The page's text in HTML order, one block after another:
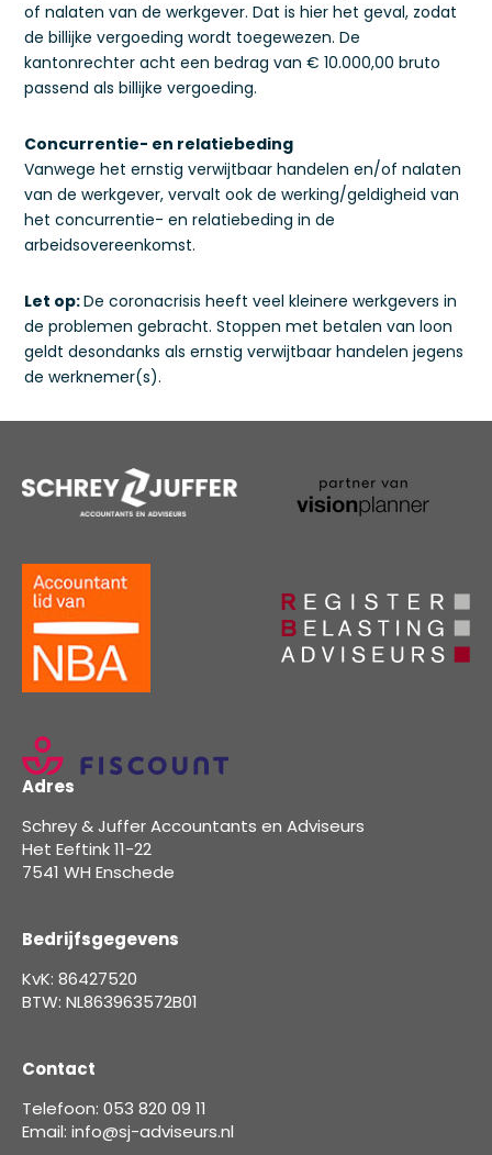
of nalaten van de werkgever. Dat is hier het geval, zodat
de billijke vergoeding wordt toegewezen. De
kantonrechter acht een bedrag van € 10.000,00 bruto
passend als billijke vergoeding.
Concurrentie- en relatiebeding
Vanwege het ernstig verwijtbaar handelen en/of nalaten
van de werkgever, vervalt ook de werking/geldigheid van
het concurrentie- en relatiebeding in de
arbeidsovereenkomst.
Let op:De coronacrisis heeft veel kleinere werkgevers in
de problemen gebracht. Stoppen met betalen van loon
geldt desondanks als ernstig verwijtbaar handelen jegens
de werknemer(s).
Adres
Schrey & Juffer Accountants en Adviseurs
Het Eeftink 11-22
7541 WH Enschede
Bedrijfsgegevens
KvK: 86427520
BTW: NL863963572B01
Contact
Telefoon: 053 820 09 11
Email: info@sj-adviseurs.nl